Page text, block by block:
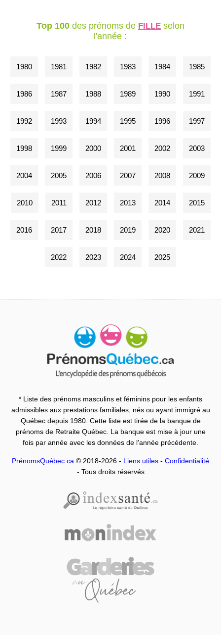
Top 100des prénoms de FILLEselon
l'année :
1980 1981 1982 1983 1984 1985
1986 1987 1988 1989 1990 1991
1992 1993 1994 1995 1996 1997
1998 1999 2000 2001 2002 2003
2004 2005 2006 2007 2008 2009
2010 2011 2012 2013 2014 2015
2016 2017 2018 2019 2020 2021
2022 2023 2024 2025
* Liste des prénoms masculins et féminins pour les enfants
admissibles aux prestations familiales, nés ou ayant immigré au
Québec depuis 1980. Cette liste est tirée de la banque de
prénoms de Retraite Québec. La banque est mise à jour une
fois par année avec les données de l'année précédente.
PrénomsQuébec.ca © 2018-2026 - Liens utiles - Confidentialité
- Tous droits réservés